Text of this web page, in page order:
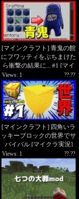
[マインクラフト] 青鬼の館
にフワッティをぶちまけた
ら衝撃の結果に... #1 [マイ
[マインクラフト] 四角いラ
ッキーブロックの世界でサ
バイバル [マイクラ実況]
??.??
Views: 1
??.??
Views: 1